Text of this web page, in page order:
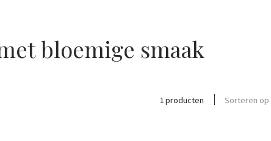
bloemige smaak
1 producten Sorteren op